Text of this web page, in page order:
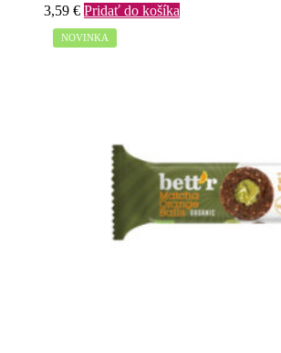
3,59 € Pridať do košíka
NOVINKA